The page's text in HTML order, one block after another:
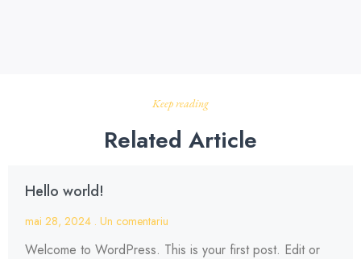
Keep reading
Related Article
Hello world!
mai 28, 2024 Un comentariu
Welcome to WordPress. This is your first post. Edit or